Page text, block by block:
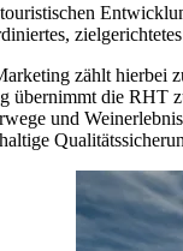
zählt hierbei
übernimmt die RHT
und